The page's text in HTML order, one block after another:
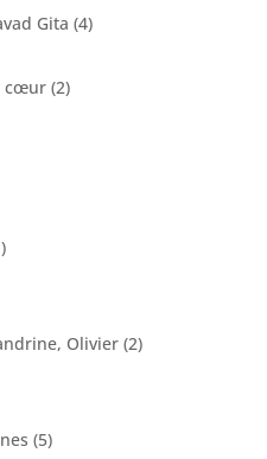
Gita (4)
cœur(2)
Olivier(2)
(5)